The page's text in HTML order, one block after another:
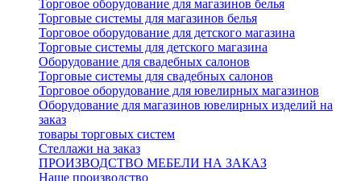
Торговое оборудование для магазинов белья
Торговые системы для магазинов белья
Торговое оборудование для детского магазина
Торговые системы для детского магазина
Оборудование для свадебных салонов
Торговые системы для свадебных салонов
Торговое оборудование для ювелирных магазинов
Оборудование для магазинов ювелирных изделий на
заказ
товары торговых систем
Стеллажи на заказ
ПРОИЗВОДСТВО МЕБЕЛИ НА ЗАКАЗ
Наше производство